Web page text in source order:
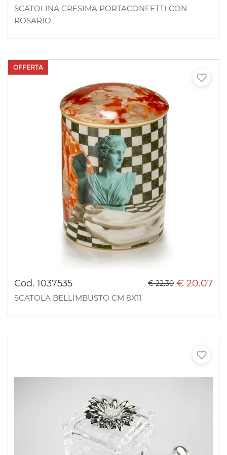
SCATOLINA CRESIMA PORTACONFETTI CON
ROSARIO
Cod. 1037535 € 20.07
€ 22.30
SCATOLA BELLIMBUSTO CM 8X11